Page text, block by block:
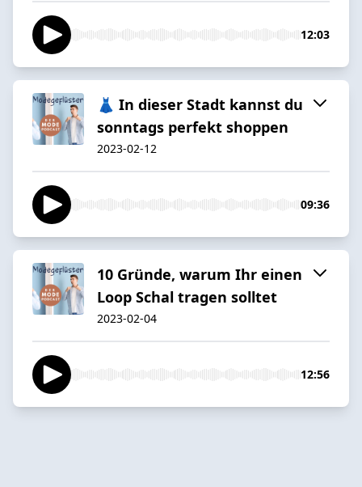
12:03
👗 In dieser Stadt kannst du
sonntags perfekt shoppen
2023-02-12
09:36
10 Gründe, warum Ihr einen
Loop Schal tragen solltet
2023-02-04
12:56